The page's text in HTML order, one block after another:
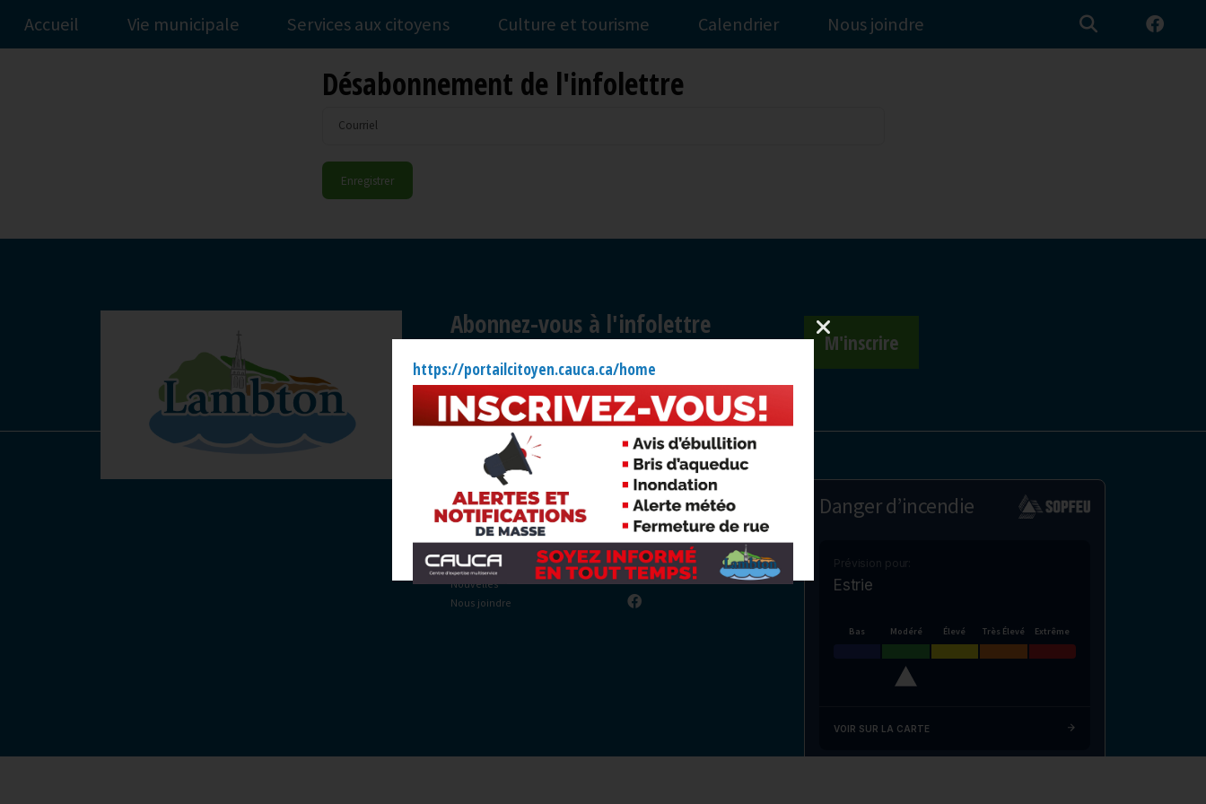
Accueil Vie municipale Services aux citoyens Culture et tourisme Calendrier Nous joindre
Désabonnement de l'infolettre
Courriel
Abonnez-vous à l'infolettre
M'inscrire
Avis publics
Collectes
Calendrier
Offres d'emploi
Recherche
Nouvelles
Nous joindre
230, Rue du Collège
Lambton (Québec)
G0M 1H0
418 486-7438
info@lambton.ca
Danger d’incendie
Prévision pour:
Estrie
Bas Modéré Élevé Très Élevé Extrême
VOIR SUR LA CARTE
https://portailcitoyen.cauca.ca/home